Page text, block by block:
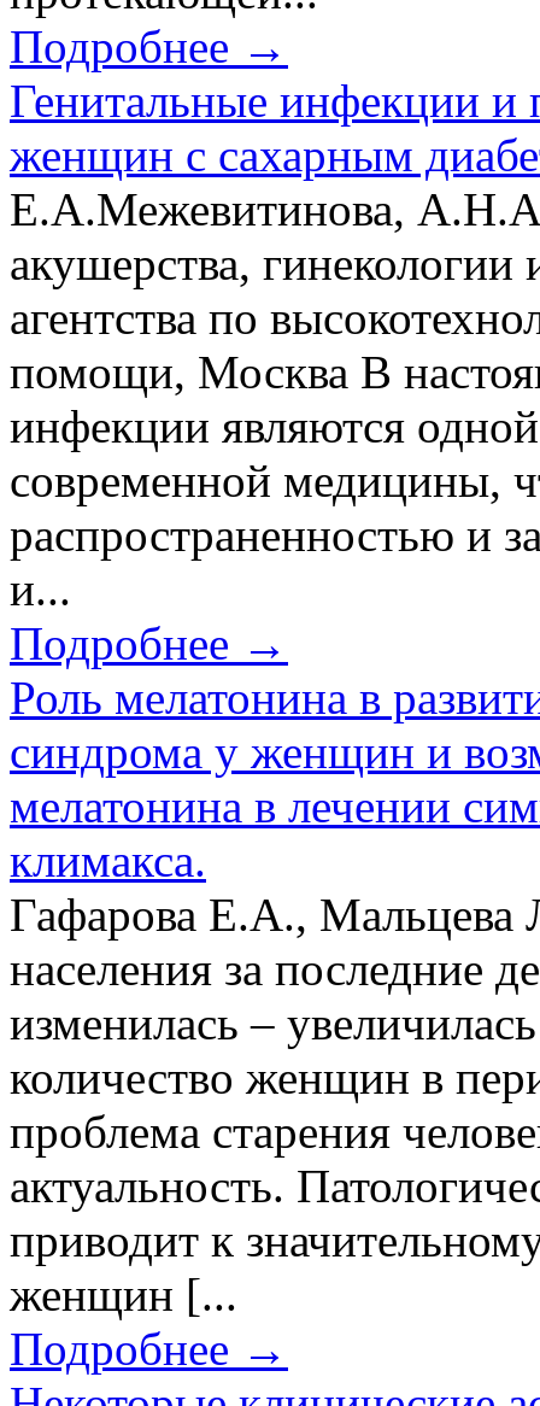
Подробнее →
Генитальные инфекции и
женщин с сахарным
Е.А.Межевитинова,
акушерства,
агентства по
помощи, Москва В
инфекции являются
современной медицины,
распространенностью и
и...
Подробнее →
Роль мелатонина в
синдрома у женщин и
мелатонина в лечении
климакса.
Гафарова Е.А., Мальцева
населения за последние
изменилась –
количество женщин в
проблема старения
актуальность.
приводит к
женщин [...
Подробнее →